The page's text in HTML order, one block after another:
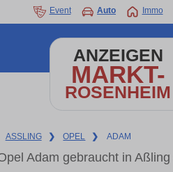
Event Auto Immo
ANZEIGEN
MARKT-
ROSENHEIM
ASSLING ❯ OPEL ❯ ADAM
Adam gebraucht in